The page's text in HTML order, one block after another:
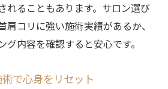
れることもあります。サロン選び
肩コリに強い施術実績があるか、
内容を確認すると安心です。
で心身をリセット